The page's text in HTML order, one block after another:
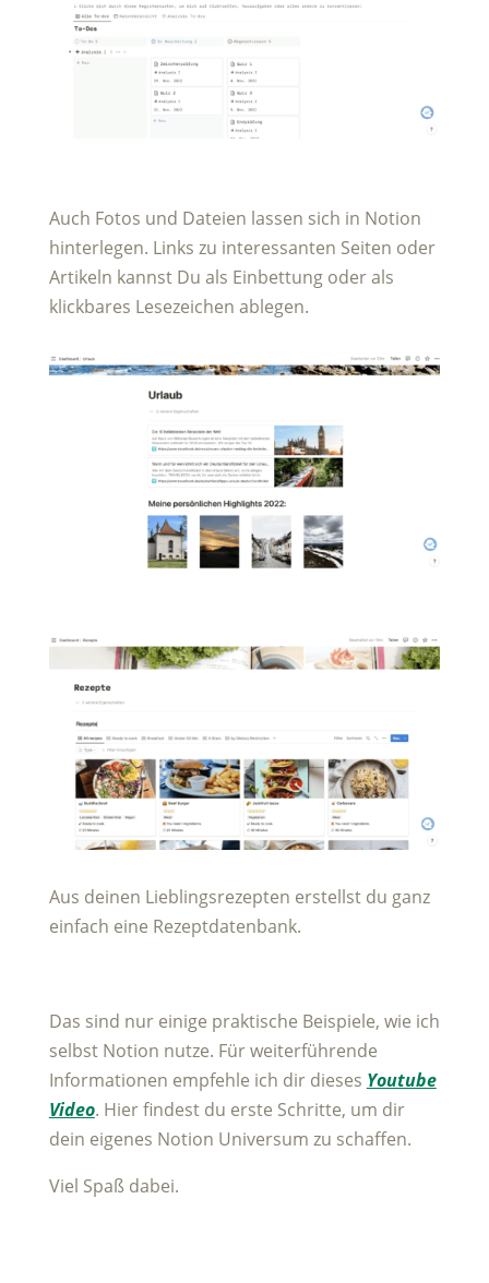
Auch Fotos und Dateien lassen sich in Notion
hinterlegen. Links zu interessanten Seiten oder
Artikeln kannst Du als Einbettung oder als
klickbares Lesezeichen ablegen.
Aus deinen Lieblingsrezepten erstellst du ganz
einfach eine Rezeptdatenbank.
Das sind nur einige praktische Beispiele, wie ich
selbst Notion nutze. Für weiterführende
Informationen empfehle ich dir dieses Youtube
Video. Hier findest du erste Schritte, um dir
dein eigenes Notion Universum zu schaffen.
Viel Spaß dabei.